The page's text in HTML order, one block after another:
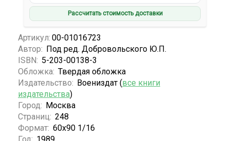
Рассчитать стоимость доставки
Артикул: 00-01016723
Автор: Под ред. Добровольского Ю.П.
ISBN: 5-203-00138-3
Обложка: Твердая обложка
Издательство: Воениздат (все книги
издательства)
Город: Москва
Страниц: 248
Формат: 60х90 1/16